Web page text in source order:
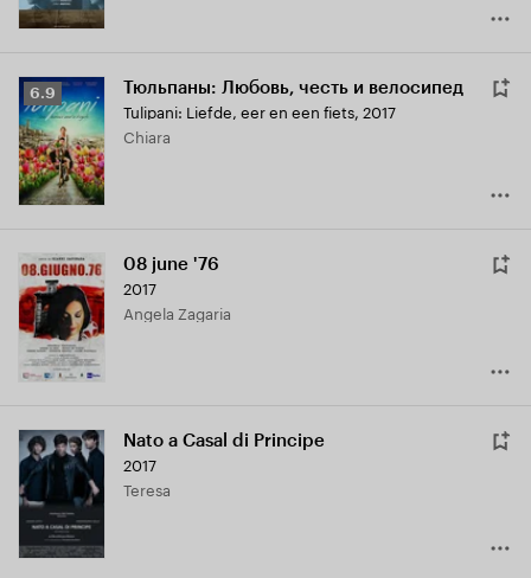
Рейтинг
Кинопоиска
6.9
6.9 Тюльпаны: Любовь, честь и велосипед
Tulipani: Liefde, eer en een fiets, 2017
Chiara
08 june '76
2017
Angela Zagaria
Nato a Casal di Principe
2017
Teresa